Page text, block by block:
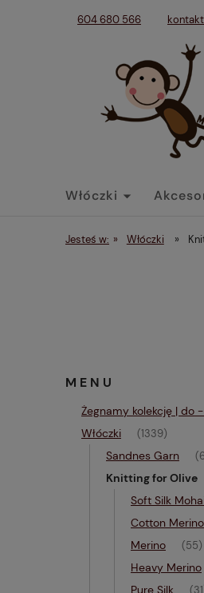
604 680 566
Włóczki
Tkaniny
Jesteś w: » Włóczki »
MENU
Żegnamy kolekcję | do
Włóczki (1339)
Sandnes Garn
Knitting for Olive
Soft Silk
Cotton Merino
Merino (55)
Heavy Merino
Pure Silk